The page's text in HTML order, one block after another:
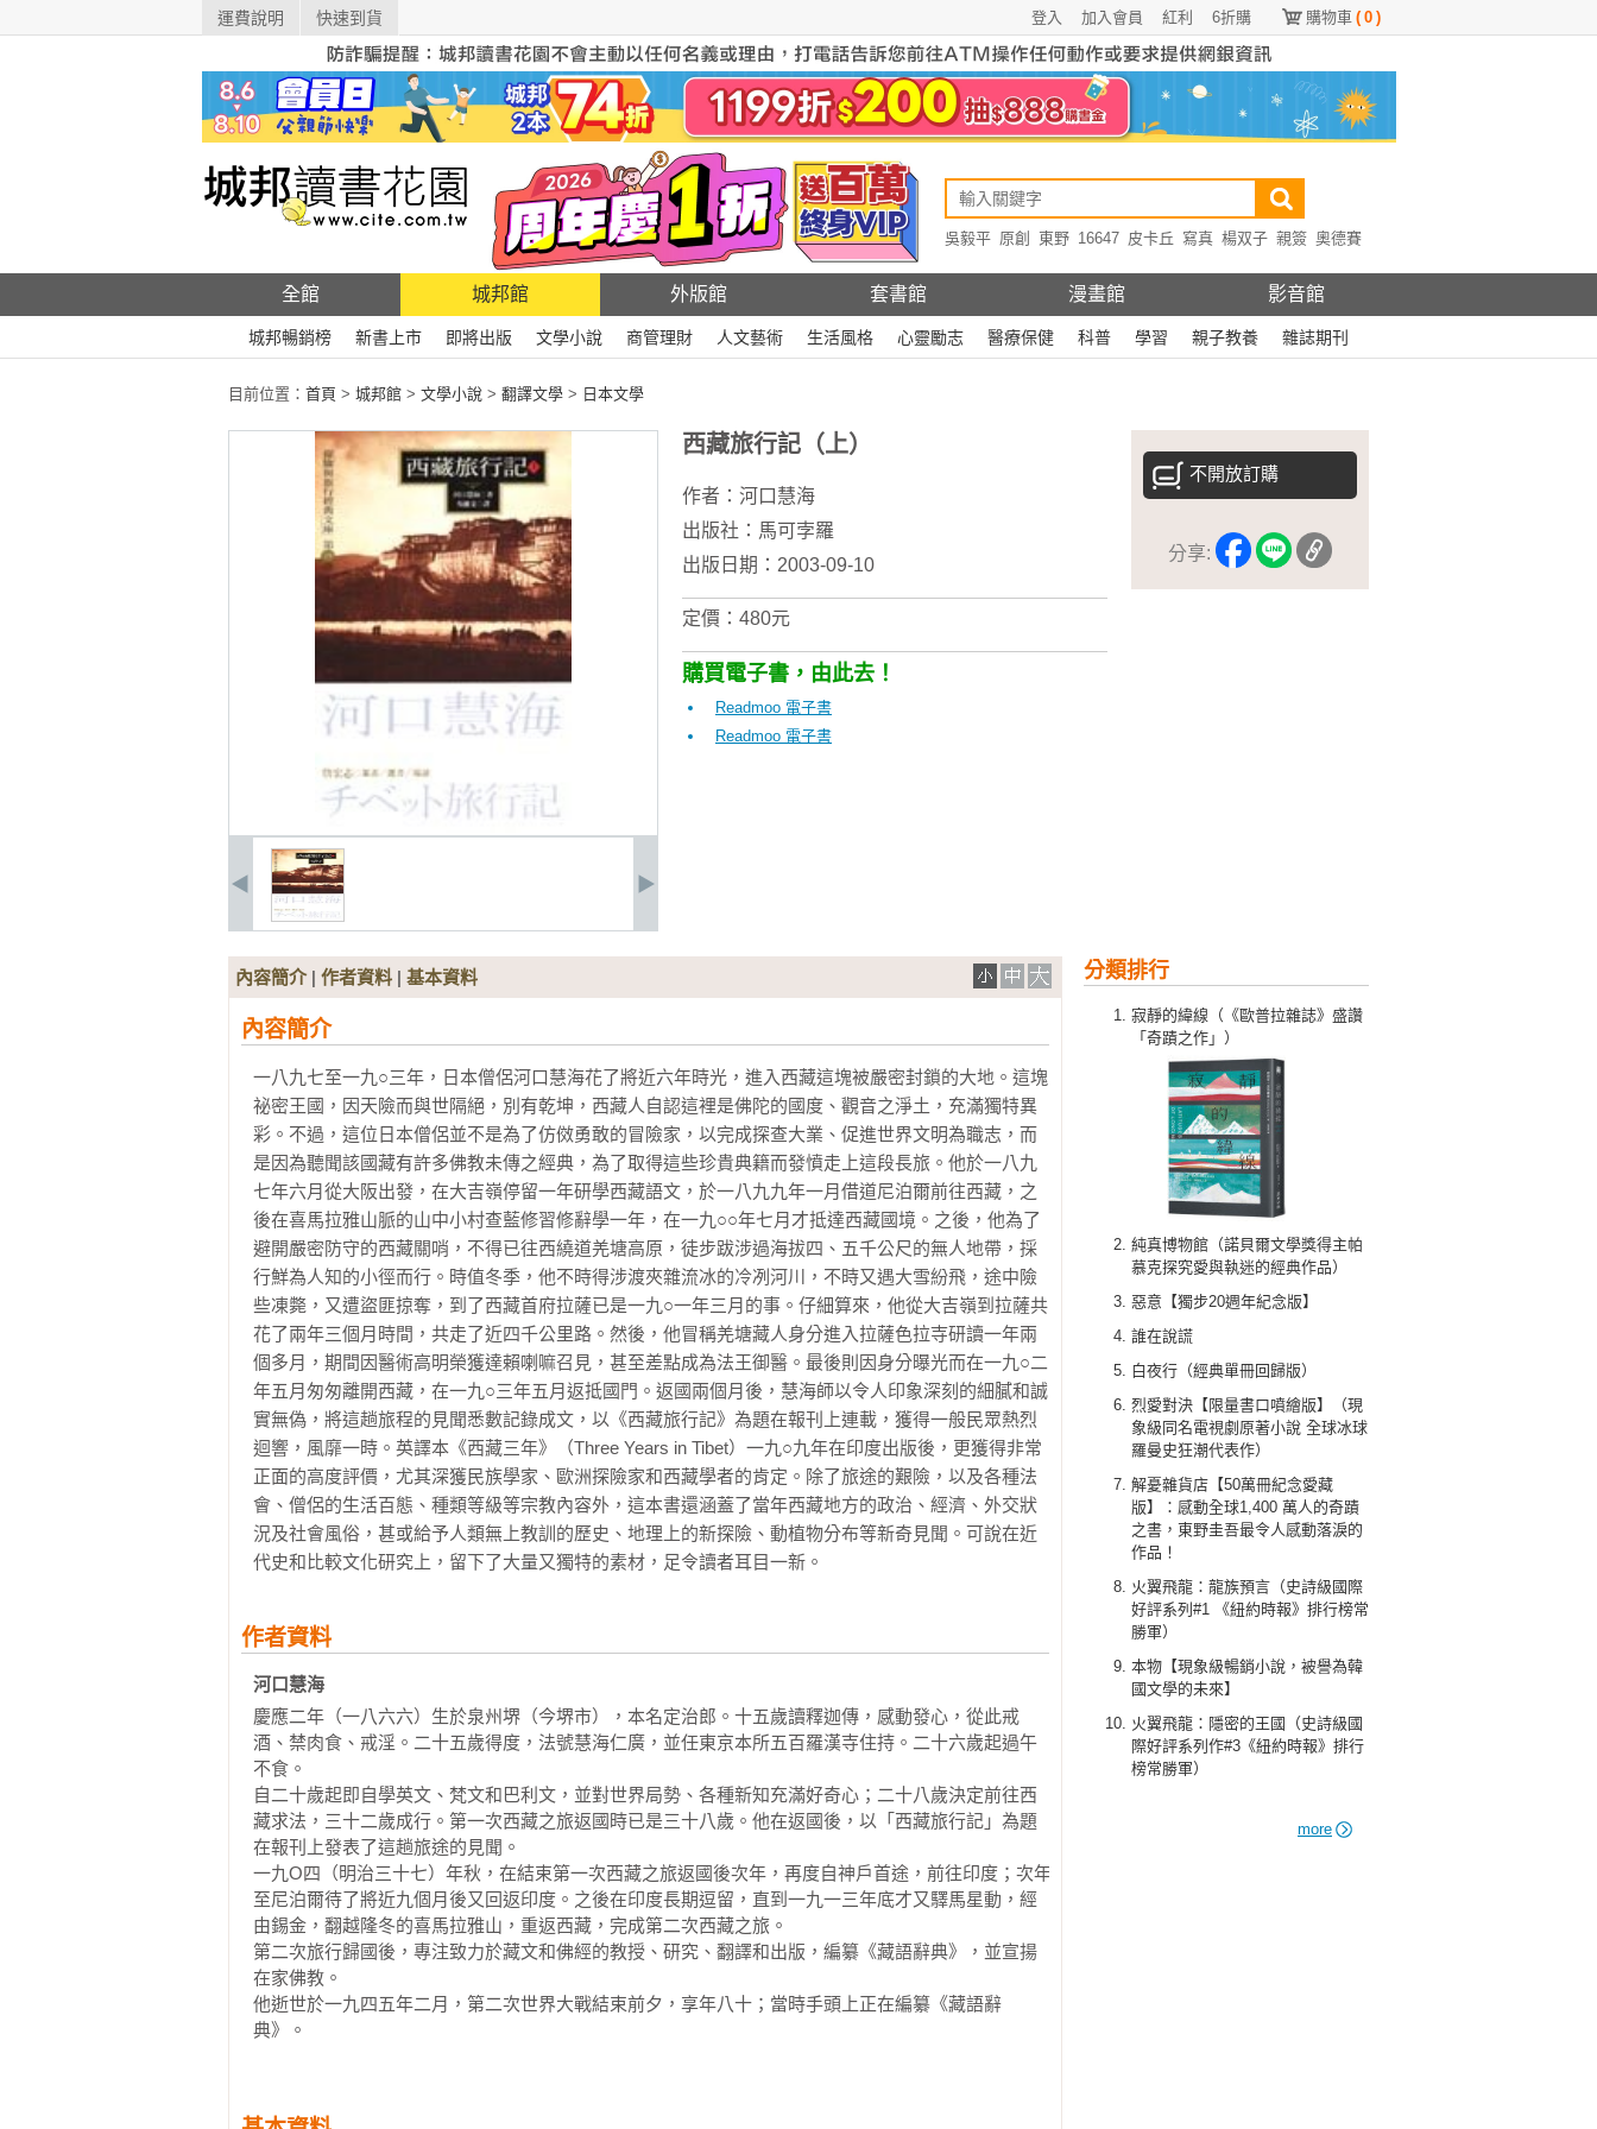
運費說明 快速到貨 購物車 ( 0 )
6折購
紅利
加入會員
登入
吳毅平 原創 東野 16647 皮卡丘 寫真 楊双子 親簽 奧德賽
全館 城邦館 外版館 套書館 漫畫館 影音館
城邦暢銷榜 新書上市 即將出版 文學小說 商管理財 人文藝術 生活風格 心靈勵志 醫療保健 科普 學習 親子教養 雜誌期刊
目前位置： 首頁 > 城邦館 > 文學小說 > 翻譯文學 > 日本文學
不開放訂購
分享:
西藏旅行記（上）
作者： 河口慧海
出版社： 馬可孛羅
出版日期：2003-09-10
定價：480元
購買電子書，由此去！
Readmoo 電子書
Readmoo 電子書
分類排行
寂靜的緯線（《歐普拉雜誌》盛讚
「奇蹟之作」）
純真博物館（諾貝爾文學獎得主帕
慕克探究愛與執迷的經典作品）
惡意【獨步20週年紀念版】
誰在說謊
白夜行（經典單冊回歸版）
烈愛對決【限量書口噴繪版】（現
象級同名電視劇原著小說 全球冰球
羅曼史狂潮代表作）
解憂雜貨店【50萬冊紀念愛藏
版】：感動全球1,400 萬人的奇蹟
之書，東野圭吾最令人感動落淚的
作品！
火翼飛龍：龍族預言（史詩級國際
好評系列#1 《紐約時報》排行榜常
勝軍）
本物【現象級暢銷小說，被譽為韓
國文學的未來】
火翼飛龍：隱密的王國（史詩級國
際好評系列作#3《紐約時報》排行
榜常勝軍）
more
內容簡介| 作者資料 | 基本資料
內容簡介
一八九七至一九○三年，日本僧侶河口慧海花了將近六年時光，進入西藏這塊被嚴密封鎖的大地。這塊
祕密王國，因天險而與世隔絕，別有乾坤，西藏人自認這裡是佛陀的國度、觀音之淨土，充滿獨特異
彩。不過，這位日本僧侶並不是為了仿傚勇敢的冒險家，以完成探查大業、促進世界文明為職志，而
是因為聽聞該國藏有許多佛教未傳之經典，為了取得這些珍貴典籍而發憤走上這段長旅。他於一八九
七年六月從大阪出發，在大吉嶺停留一年研學西藏語文，於一八九九年一月借道尼泊爾前往西藏，之
後在喜馬拉雅山脈的山中小村查藍修習修辭學一年，在一九○○年七月才抵達西藏國境。之後，他為了
避開嚴密防守的西藏關哨，不得已往西繞道羌塘高原，徒步跋涉過海拔四、五千公尺的無人地帶，採
行鮮為人知的小徑而行。時值冬季，他不時得涉渡夾雜流冰的冷冽河川，不時又遇大雪紛飛，途中險
些凍斃，又遭盜匪掠奪，到了西藏首府拉薩已是一九○一年三月的事。仔細算來，他從大吉嶺到拉薩共
花了兩年三個月時間，共走了近四千公里路。然後，他冒稱羌塘藏人身分進入拉薩色拉寺研讀一年兩
個多月，期間因醫術高明榮獲達賴喇嘛召見，甚至差點成為法王御醫。最後則因身分曝光而在一九○二
年五月匆匆離開西藏，在一九○三年五月返抵國門。返國兩個月後，慧海師以令人印象深刻的細膩和誠
實無偽，將這趟旅程的見聞悉數記錄成文，以《西藏旅行記》為題在報刊上連載，獲得一般民眾熱烈
迴響，風靡一時。英譯本《西藏三年》（Three Years in Tibet）一九○九年在印度出版後，更獲得非常
正面的高度評價，尤其深獲民族學家、歐洲探險家和西藏學者的肯定。除了旅途的艱險，以及各種法
會、僧侶的生活百態、種類等級等宗教內容外，這本書還涵蓋了當年西藏地方的政治、經濟、外交狀
況及社會風俗，甚或給予人類無上教訓的歷史、地理上的新探險、動植物分布等新奇見聞。可說在近
代史和比較文化研究上，留下了大量又獨特的素材，足令讀者耳目一新。
作者資料
河口慧海
慶應二年（一八六六）生於泉州堺（今堺市），本名定治郎。十五歲讀釋迦傳，感動發心，從此戒
酒、禁肉食、戒淫。二十五歲得度，法號慧海仁廣，並任東京本所五百羅漢寺住持。二十六歲起過午
不食。
自二十歲起即自學英文、梵文和巴利文，並對世界局勢、各種新知充滿好奇心；二十八歲決定前往西
藏求法，三十二歲成行。第一次西藏之旅返國時已是三十八歲。他在返國後，以「西藏旅行記」為題
在報刊上發表了這趟旅途的見聞。
一九O四（明治三十七）年秋，在結束第一次西藏之旅返國後次年，再度自神戶首途，前往印度；次年
至尼泊爾待了將近九個月後又回返印度。之後在印度長期逗留，直到一九一三年底才又驛馬星動，經
由錫金，翻越隆冬的喜馬拉雅山，重返西藏，完成第二次西藏之旅。
第二次旅行歸國後，專注致力於藏文和佛經的教授、研究、翻譯和出版，編纂《藏語辭典》，並宣揚
在家佛教。
他逝世於一九四五年二月，第二次世界大戰結束前夕，享年八十；當時手頭上正在編纂《藏語辭
典》。